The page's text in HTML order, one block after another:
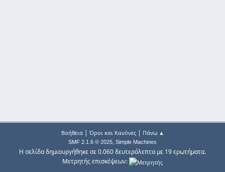
Βοήθεια| Όροι και Κανόνες| Πάνω ▲
SMF 2.1.6 © 2025, Simple Machines
Η σελίδα δημιουργήθηκε σε 0.060 δευτερόλεπτα με 19 ερωτήματα.
Μετρητής επισκέψεων: